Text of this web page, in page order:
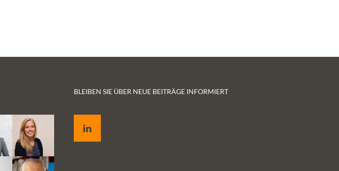
BLEIBEN SIE ÜBER NEUE BEITRÄGE INFORMIERT